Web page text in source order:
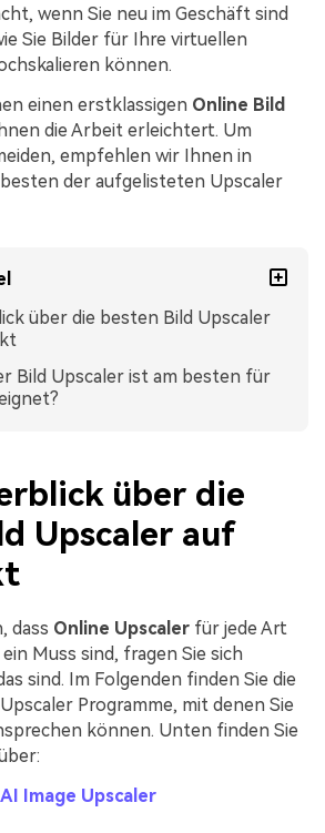
wenn Sie neu im Geschäft sind
Sie Bilder für Ihre virtuellen
können.
einen erstklassigen Online Bild
die Arbeit erleichtert. Um
empfehlen wir Ihnen in
der aufgelisteten Upscaler
über die besten Bild Upscaler
Bild Upscaler ist am besten für
über die
Upscaler auf
dass Online Upscaler für jede Art
Muss sind, fragen Sie sich
sind. Im Folgenden finden Sie die
Programme, mit denen Sie
können. Unten finden Sie
Image Upscaler